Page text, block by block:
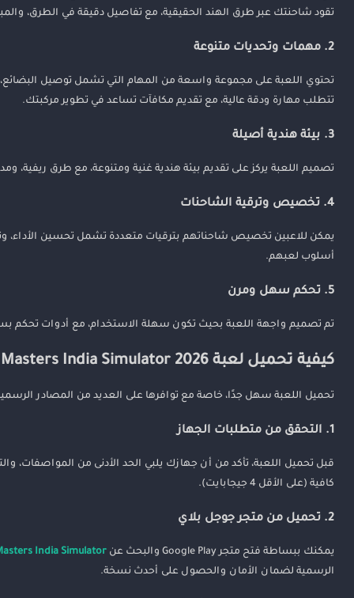
4. تثبيت اللعبة والبدء في اللعب
لماذا يجب أن تلعب Truck Masters India Simulator في 2026؟
تقود شاحنتك عبر طرق الهند الحقيقية، مع تفاصيل دقيقة في الطرق،
2. مهمات وتحديات متنوعة
تحتوي اللعبة على مجموعة واسعة من المهام التي تشمل توصيل
تتطلب مهارة ودقة عالية، مع تقديم مكافآت تساعد في تطوير مركبتك.
3. بيئة هندية أصيلة
تصميم اللعبة يركز على تقديم بيئة هندية غنية ومتنوعة، مع طرق
4. تخصيص وترقية الشاحنات
يمكن للاعبين تخصيص شاحناتهم بترقيات متعددة تشمل تحسين الأداء،
أسلوب لعبهم.
5. تحكم سهل ومرن
تم تصميم واجهة اللعبة بحيث تكون سهلة الاستخدام، مع أدوات تحكم
كيفية تحميل لعبة Truck Masters India Simulator 2026 على الأندرويد
تحميل اللعبة سهل جدًا، خاصة مع توافرها على العديد من المصادر
1. التحقق من متطلبات الجهاز
كافية (على الأقل 4 جيجابايت).
2. تحميل من متجر جوجل بلاي
يمكنك ببساطة فتح متجر Google Play والبحث عن
India Simulator
الرسمية لضمان الأمان والحصول على أحدث نسخة.